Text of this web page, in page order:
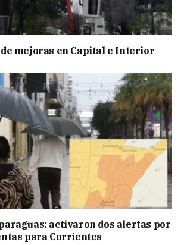
mejoras en Capital e Interior
activaron dos alertas por
para Corrientes